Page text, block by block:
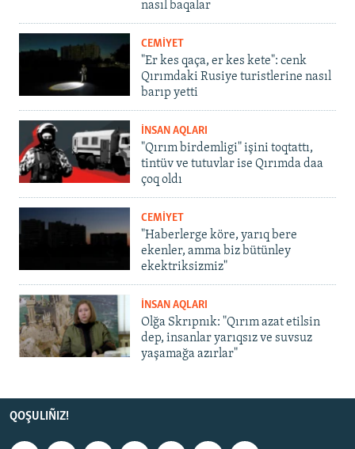
nasıl baqalar
CEMİYET
"Er kes qaça, er kes kete": cenk
Qırımdaki Rusiye turistlerine nasıl
barıp yetti
İNSAN AQLARI
"Qırım birdemligi" işini toqtattı,
tintüv ve tutuvlar ise Qırımda daa
çoq oldı
CEMİYET
"Haberlerge köre, yarıq bere
ekenler, amma biz bütünley
ekektriksizmiz"
İNSAN AQLARI
Olğa Skrıpnık: "Qırım azat etilsin
dep, insanlar yarıqsız ve suvsuz
yaşamağa azırlar"
QOŞULIÑIZ!